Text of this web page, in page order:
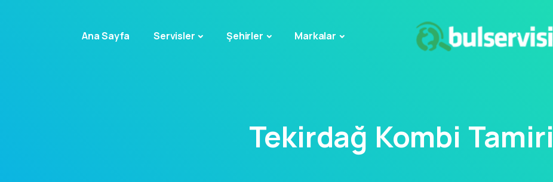
Ana Sayfa Servisler Şehirler Markalar
Tekirdağ Kombi Tamiri